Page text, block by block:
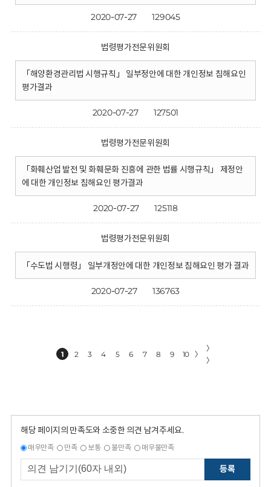
2020-07-27 129045
법령평가전문위원회
「해양환경관리법 시행규칙」 일부정안에 대한 개인정보 침해요인
평가결과
2020-07-27 127501
법령평가전문위원회
「화훼산업 발전 및 화훼문화 진흥에 관한 법률 시행규칙」 제정안
에 대한 개인정보 침해요인 평가결과
2020-07-27 125118
법령평가전문위원회
「수도법 시행령」 일부개정안에 대한 개인정보 침해요인 평가 결과
2020-07-27 136763
1 2 3 4 5 6 7 8 9 10 〉
〉
〉
해당 페이지의 만족도와 소중한 의견 남겨주세요.
매우만족 만족 보통 불만족 매우불만족
등록